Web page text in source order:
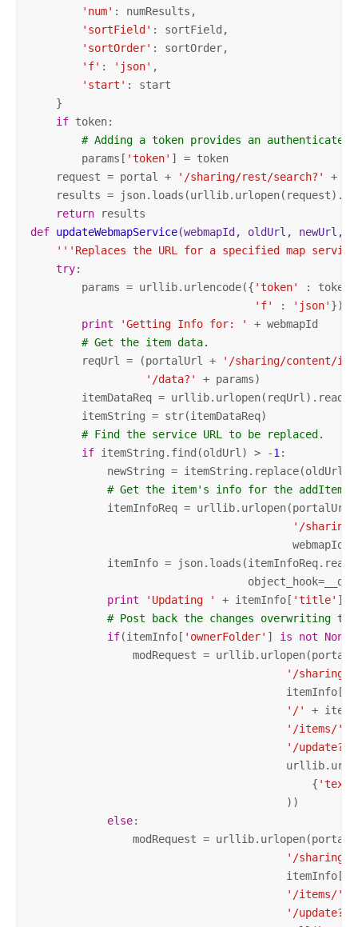
'num' : numResults,
'sortField' : sortField,
'sortOrder' : sortOrder,
'f' : 'json' ,
'start' : start
    }
if token:
# Adding a token provides an authenticated
        params[
'token' ] = token
    request = portal +
'/sharing/rest/search?'
+
results =
return
def updateWebmapService(webmapId, oldUrl, newUrl,
'''Replaces the URL for a specified map
try:
        params = urllib.urlencode({
'token'
: token,
'f'
: 'json' })
print
'Getting Info for: '
+ webmapId
# Get the item data.
        reqUrl = (portalUrl +
'/sharing/content/
'/data?'
+ params)
        itemDataReq = urllib.urlopen(reqUrl).read()
        itemString = str(itemDataReq)
# Find the service URL to be replaced.
if itemString.find(oldUrl) > -1 :
newString = itemString.replace(oldUrl,
# Get the item's info for the addItem
itemInfoReq = urllib.urlopen(portalUrl
'/
webmapId
itemInfo =
print
'Updating ' + itemInfo[ 'title' ]
# Post back the changes overwriting the
if(itemInfo[ 'ownerFolder' ] is not None
modRequest =
'/sharing/
                                        itemInfo[
'/'
+
'/items/'
'/update?'
                                            {
'text'
                                        ))
else:
modRequest =
'/sharing/
                                        itemInfo[
'/items/'
'/update?'